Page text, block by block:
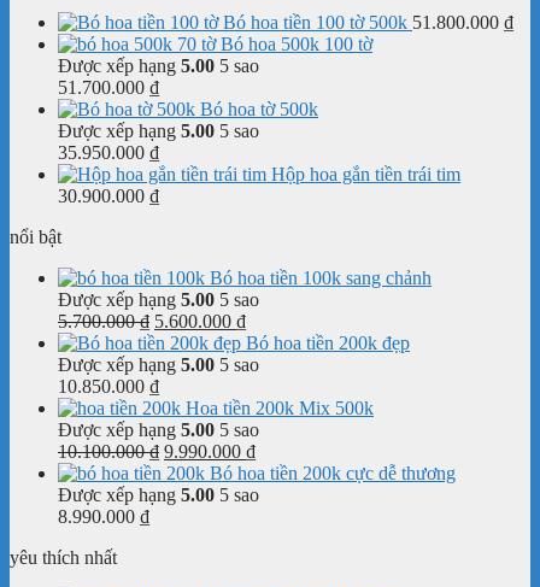
Bó hoa tiền 100 tờ 500k 51.800.000 ₫
Bó hoa 500k 100 tờ
Được xếp hạng 5.00 5 sao
51.700.000 ₫
Bó hoa tờ 500k
Được xếp hạng 5.00 5 sao
35.950.000 ₫
Hộp hoa gắn tiền trái tim
30.900.000 ₫
nổi bật
Bó hoa tiền 100k sang chảnh
Được xếp hạng 5.00 5 sao
5.700.000₫ Giá
gốc
là:
5.700.000 ₫.
5.600.000 ₫Giá
hiện
tại
5.600.000 ₫.
Bó hoa tiền 200k đẹp
Được xếp hạng 5.00 5 sao
10.850.000 ₫
Hoa tiền 200k Mix 500k
Được xếp hạng 5.00 5 sao
10.100.000₫ Giá
gốc
là:
9.990.000 ₫Giá
hiện
tại
Bó hoa tiền 200k cực dễ thương
Được xếp hạng 5.00 5 sao
8.990.000 ₫
yêu thích nhất